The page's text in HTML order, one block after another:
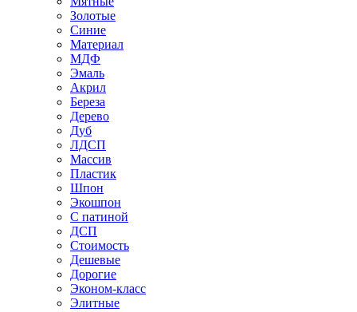
Золотые
Синие
Материал
МДФ
Эмаль
Акрил
Береза
Дерево
Дуб
ЛДСП
Массив
Пластик
Шпон
Экошпон
С патиной
ДСП
Стоимость
Дешевые
Дорогие
Эконом-класс
Элитные